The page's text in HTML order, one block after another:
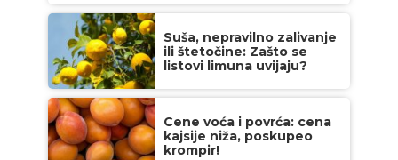
Suša, nepravilno zalivanje
ili štetočine: Zašto se
listovi limuna uvijaju?
Cene voća i povrća: cena
kajsije niža, poskupeo
krompir!